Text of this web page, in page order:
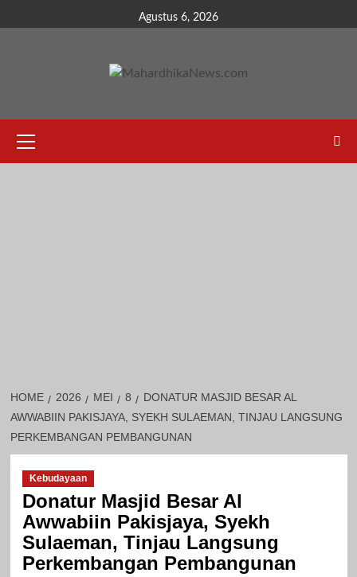
to
Agustus 6, 2026
Menu
HOME 2026 MEI 8
DONATUR MASJID BESAR AL
AWWABIIN PAKISJAYA, SYEKH SULAEMAN, TINJAU LANGSUNG
PERKEMBANGAN PEMBANGUNAN
Kebudayaan
Donatur Masjid Besar Al
Awwabiin Pakisjaya, Syekh
Sulaeman, Tinjau Langsung
Perkembangan Pembangunan